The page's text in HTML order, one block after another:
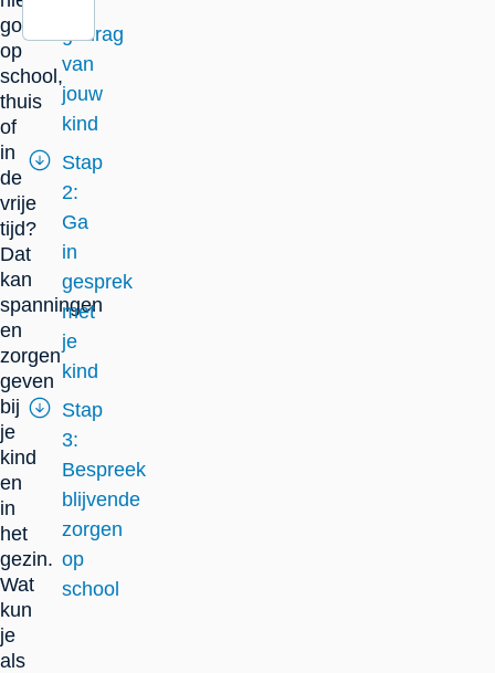
goed
op
school,
thuis
of
in
de
vrije
tijd?
Dat
kan
spanningen
en
zorgen
geven
bij
je
kind
en
in
het
gezin.
Wat
kun
je
als
gedrag
van
jouw
kind
Stap
2:
Ga
in
gesprek
met
je
kind
Stap
3:
Bespreek
blijvende
zorgen
op
school